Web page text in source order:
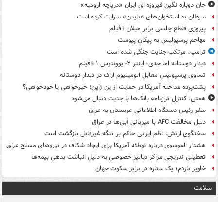
جان دوباره نگین فیروزه ای ایران «دریاچه ارومیه»
سرطان به استخوان‌های «بایدن» سرایت کرده است
پیروزی قاطع چلسی برابر میلان +فیلم
مهاجم پرسپولیس به پیکان پیوست
ترامپ، مرتکب جنایت جنگی شده است
دیدار دوستانه اما جدی؛ اینتر ۲- یوونتوس ۱ +فیلم
تساوی پرسپولیس مقابل الومینیوم اراک در دیدار دوستانه
پشت‌پرده مداخله آمریکا در حمایت از یِن ژاپن؛ خیرخواهی یا خودخواهی؟
همتی: کنترل ترازنامه بانک‌ها با جدیت دنبال می‌شود
سفر رئیس دستگاه اطلاعاتی عربستان به عراق
دلیل مخالفت AFC با میزبانی آبی‌ها در عراق
سخنگوی ارتش: نظم ایرانی حاکم بر تنگه غیرقابل بازگشت است
هشدار الموسوی درباره توطئه آمریکا برای ایجاد شکاف در نیروهای مسلح عراق
تعطیلی تدریجی مراکز دیالیز خصوصی به دلیل انباشت بدهی بیمه‌ها
خاویر باردم؛ یک ستاره در برابر سکوت جهان
سلامت